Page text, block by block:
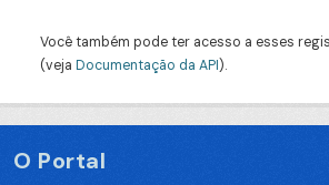
Você também pode ter acesso a esses
(veja Documentação da API).
O Portal